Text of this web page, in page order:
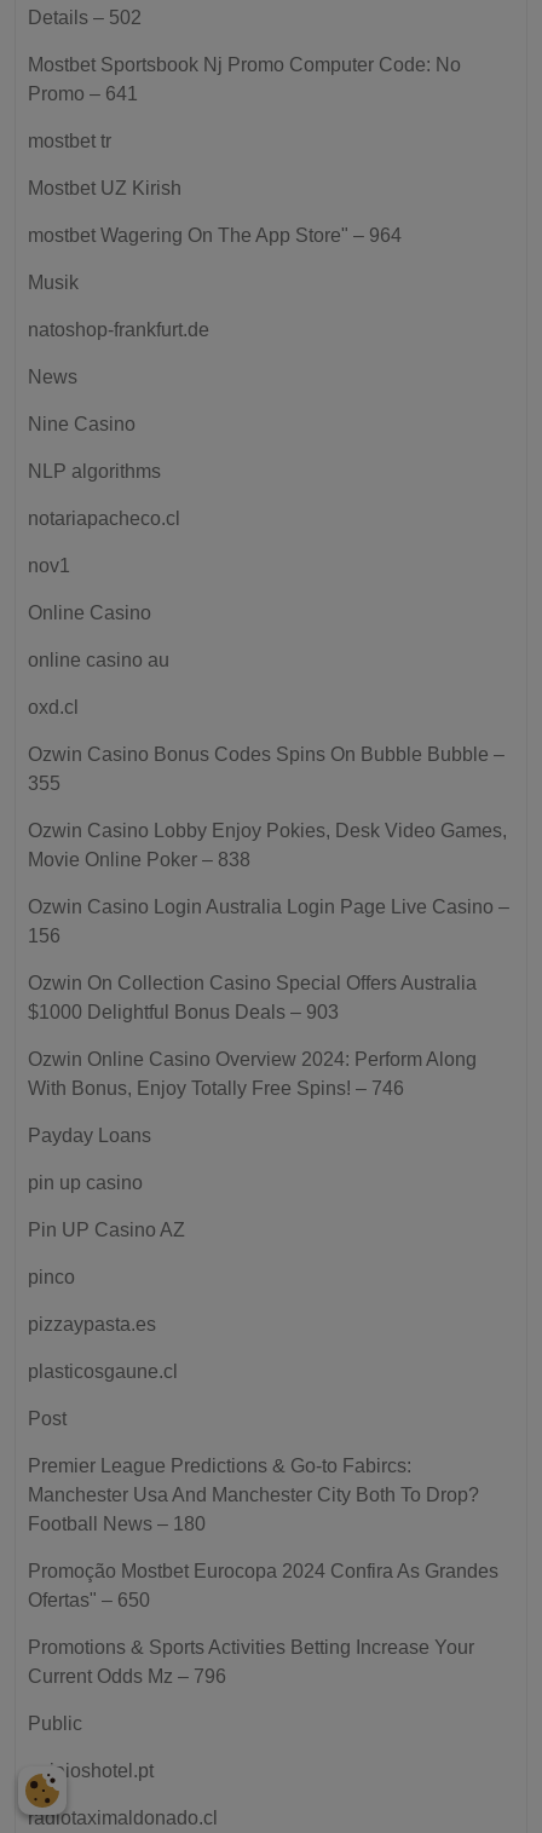
Details – 502
Mostbet Sportsbook Nj Promo Computer Code: No
Promo – 641
mostbet tr
Mostbet UZ Kirish
‎mostbet Wagering On The App Store" – 964
Musik
natoshop-frankfurt.de
News
Nine Casino
NLP algorithms
notariapacheco.cl
nov1
Online Casino
online casino au
oxd.cl
Ozwin Casino Bonus Codes Spins On Bubble Bubble –
355
Ozwin Casino Lobby Enjoy Pokies, Desk Video Games,
Movie Online Poker – 838
Ozwin Casino Login Australia Login Page Live Casino –
156
Ozwin On Collection Casino Special Offers Australia
$1000 Delightful Bonus Deals – 903
Ozwin Online Casino Overview 2024: Perform Along
With Bonus, Enjoy Totally Free Spins! – 746
Payday Loans
pin up casino
Pin UP Casino AZ
pinco
pizzaypasta.es
plasticosgaune.cl
Post
Premier League Predictions & Go-to Fabircs:
Manchester Usa And Manchester City Both To Drop?
Football News – 180
Promoção Mostbet Eurocopa 2024 Confira As Grandes
Ofertas" – 650
Promotions & Sports Activities Betting Increase Your
Current Odds Mz – 796
Public
quiaioshotel.pt
radiotaximaldonado.cl